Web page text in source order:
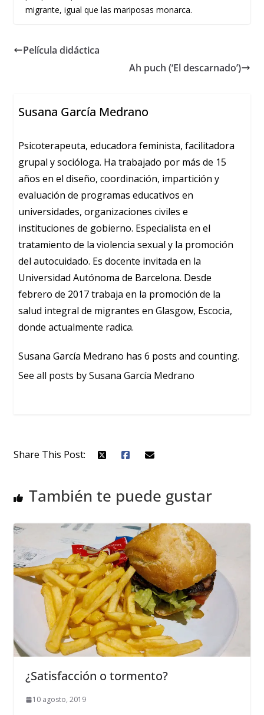
migrante, igual que las mariposas monarca.
Película didáctica
Ah puch (‘El descarnado’)
Susana García Medrano
Psicoterapeuta, educadora feminista, facilitadora
grupal y socióloga. Ha trabajado por más de 15
años en el diseño, coordinación, impartición y
evaluación de programas educativos en
universidades, organizaciones civiles e
instituciones de gobierno. Especialista en el
tratamiento de la violencia sexual y la promoción
del autocuidado. Es docente invitada en la
Universidad Autónoma de Barcelona. Desde
febrero de 2017 trabaja en la promoción de la
salud integral de migrantes en Glasgow, Escocia,
donde actualmente radica.
Susana García Medrano has 6 posts and counting.
See all posts by Susana García Medrano
Share This Post:
También te puede gustar
¿Satisfacción o tormento?
10 agosto, 2019